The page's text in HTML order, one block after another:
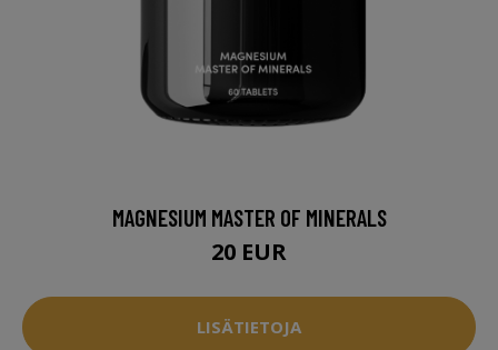
MAGNESIUM MASTER OF MINERALS
20 EUR
LISÄTIETOJA